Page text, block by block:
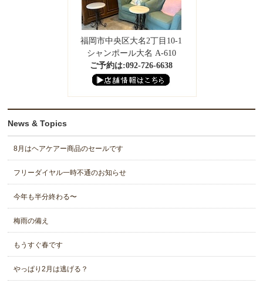
福岡市中央区大名2丁目10-1
シャンポール大名 A-610
ご予約は:092-726-6638
News & Topics
8月はヘアケアー商品のセールです
フリーダイヤル一時不通のお知らせ
今年も半分終わる〜
梅雨の備え
もうすぐ春です
やっぱり2月は逃げる？